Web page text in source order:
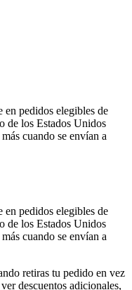
en pedidos elegibles de
de los Estados Unidos
cuando se envían a
en pedidos elegibles de
de los Estados Unidos
cuando se envían a
retiras tu pedido en vez
descuentos adicionales,